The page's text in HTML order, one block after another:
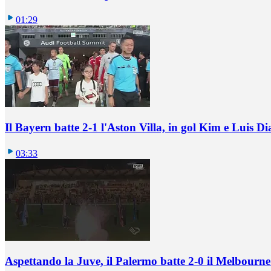
01:29
Il Bayern batte 2-1 l'Aston Villa, in gol Kim e Luis
03:33
Aspettando la Juve, il Palermo batte 2-0 il